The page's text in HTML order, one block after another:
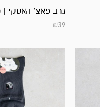
גרב פאצ' האסקי | 36-40
₪39